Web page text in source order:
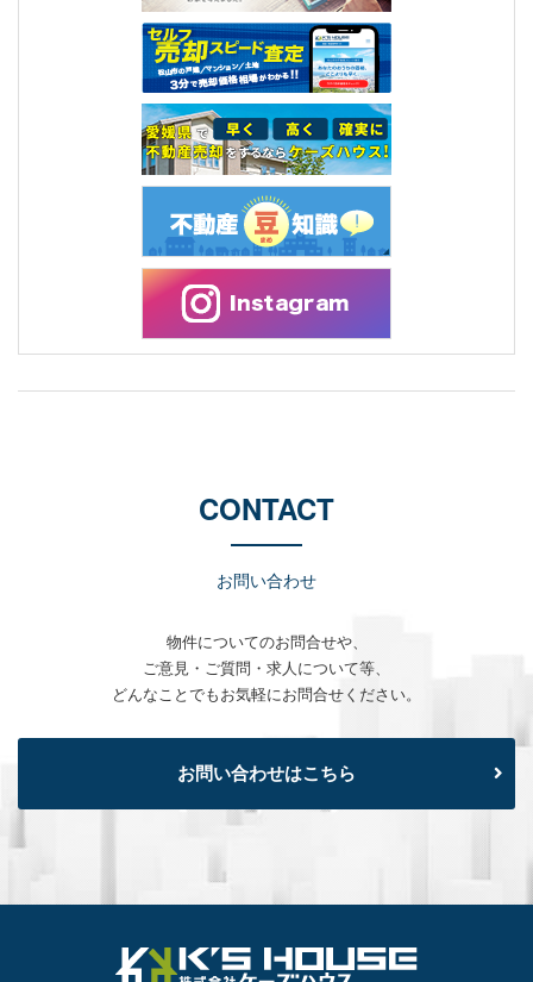
CONTACT
お問い合わせ
物件についてのお問合せや、
ご意見・ご質問・求人について等、
どんなことでもお気軽にお問合せください。
お問い合わせはこちら